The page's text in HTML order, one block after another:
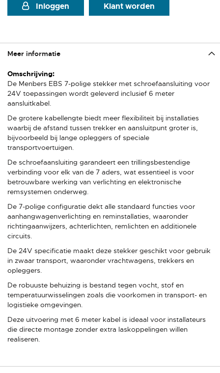
Inloggen
Klant worden
Meer informatie
Meer
informatie
De Menbers EBS 7-polige stekker met schroefaansluiting voor
24V toepassingen wordt geleverd inclusief 6 meter
aansluitkabel.
De grotere kabellengte biedt meer flexibiliteit bij installaties
waarbij de afstand tussen trekker en aansluitpunt groter is,
bijvoorbeeld bij lange opleggers of speciale
transportvoertuigen.
De schroefaansluiting garandeert een trillingsbestendige
verbinding voor elk van de 7 aders, wat essentieel is voor
betrouwbare werking van verlichting en elektronische
remsystemen onderweg.
De 7-polige configuratie dekt alle standaard functies voor
aanhangwagenverlichting en reminstallaties, waaronder
richtingaanwijzers, achterlichten, remlichten en additionele
circuits.
De 24V specificatie maakt deze stekker geschikt voor gebruik
in zwaar transport, waaronder vrachtwagens, trekkers en
opleggers.
De robuuste behuizing is bestand tegen vocht, stof en
temperatuurwisselingen zoals die voorkomen in transport- en
logistieke omgevingen.
Deze uitvoering met 6 meter kabel is ideaal voor installateurs
die directe montage zonder extra laskoppelingen willen
realiseren.